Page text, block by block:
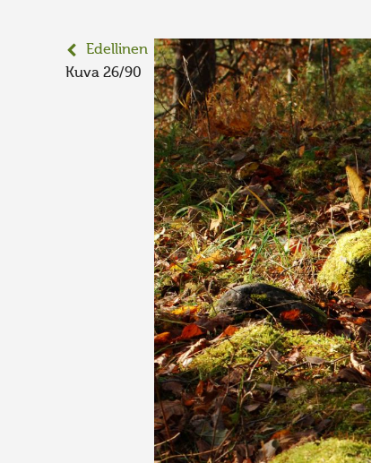
Edellinen
Kuva 26/90